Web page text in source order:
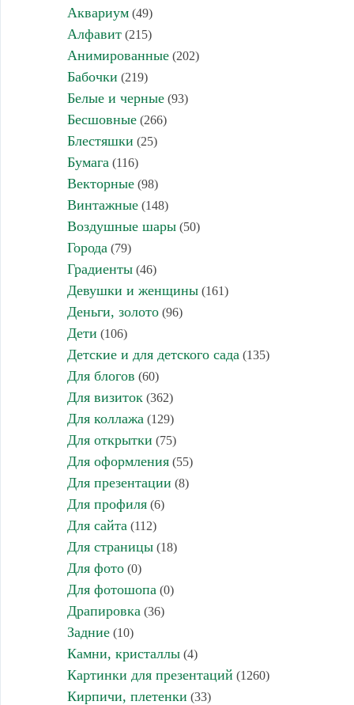
Аквариум(49)
Алфавит(215)
Анимированные(202)
Бабочки (219)
Белые и черные(93)
Бесшовные(266)
Блестяшки (25)
Бумага (116)
Векторные(98)
Винтажные(148)
Воздушные шары(50)
Города (79)
Градиенты(46)
Девушки и женщины(161)
Деньги, золото(96)
Дети (106)
Детские и для детского сада (135)
Для блогов (60)
Для визиток(362)
Для коллажа (129)
Для открытки (75)
Для оформления(55)
Для презентации (8)
Для профиля(6)
Для сайта (112)
Для страницы(18)
Для фото(0)
Для фотошопа (0)
Драпировка (36)
Задние(10)
Камни, кристаллы(4)
Картинки для презентаций (1260)
Кирпичи, плетенки (33)